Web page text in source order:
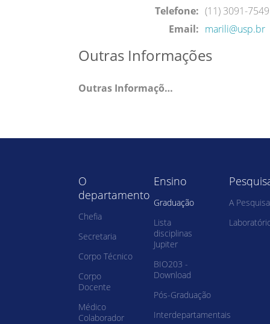
Telefone: (11) 3091-
Email: marili@usp.br
Outras Informações
Outras Informações:
O
departamento
Chefia
Secretaria
Corpo Técnico
Corpo
Docente
Médico
Colaborador
Ensino
Graduação
Lista
disciplinas
Jupiter
BIO203 -
Download
Pós-Graduação
Interdepartamentais
A Pesquisa